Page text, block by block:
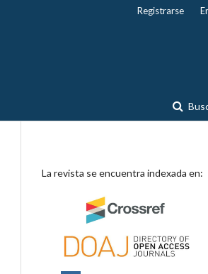
Registrarse
La revista se encuentra indexada en: